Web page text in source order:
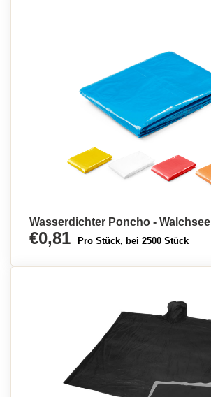
Wasserdichter Poncho - Walchsee
€0,81 Pro Stück, bei 2500 Stück